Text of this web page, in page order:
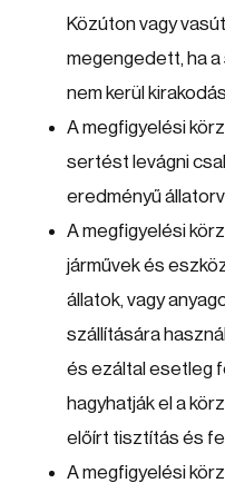
Közúton vagy
megengedett, ha a
nem kerül
A megfigyelési
sertést levágni
eredményű
A megfigyelési
járművek és
állatok, vagy
szállítására
és ezáltal esetleg
hagyhatják el a
előírt tisztítás és
A megfigyelési